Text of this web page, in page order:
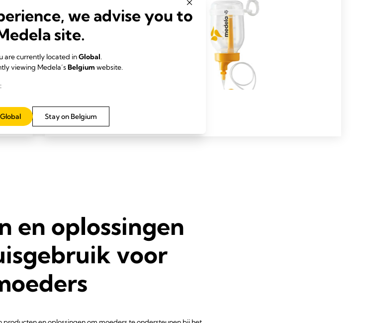
Solutions is a holistic
approach to enteral
years of human milk
research
en oplossingen
voor
we advise you to
site.
are currently located inGlobal.
viewing Medela’sBelgium website.
Stay on Belgium